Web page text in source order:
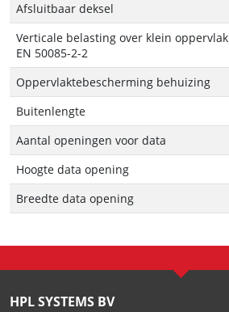
Afsluitbaar deksel
Verticale belasting over klein oppervlak
EN 50085-2-2
Oppervlaktebescherming behuizing
Buitenlengte
Aantal openingen voor data
Hoogte data opening
Breedte data opening
HPL SYSTEMS BV